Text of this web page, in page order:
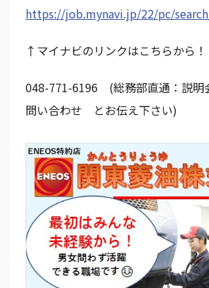
https://job.mynavi.jp/22/pc/
↑マイナビのリンクはこちらから！
048-771-6196 (総務部直通：説明
問い合わせ とお伝え下さい)